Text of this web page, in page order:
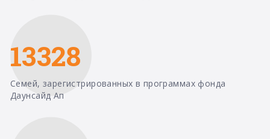
13328
Семей, зарегистрированных в программах фонда
Даунсайд Ап